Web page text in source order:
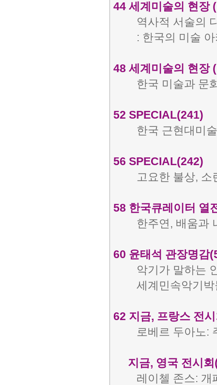
44 세계미술의 현장
역사적 서술의
: 한국의 미술
48 세계미술의 현장
한국 미술과 문
52 SPECIAL(241)
한국 근현대미
56 SPECIAL(242)
고요한 불상, 소
58 한국큐레이터 열
한주연, 배움과
60 윤태석 관장명감
악기가 말하는
세계민속악기
62 지금, 프랑스 전
로베르 두아노:
지금, 영국 전시
레이첼 존스: 개